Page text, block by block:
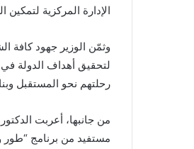
الإدارة المركزية لتمكين
وثمّن الوزير جهود كافة
لتحقيق أهداف الدولة
رحلتهم نحو المستقبل